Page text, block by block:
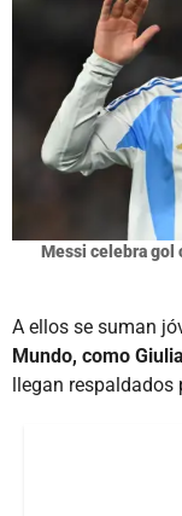
Messi celebra gol
A ellos se suman
Mundo, como
llegan respaldados